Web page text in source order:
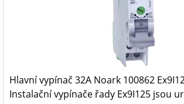
Hlavní vypínač 32A Noark 100862
Instalační vypínače řady Ex9I125 jsou